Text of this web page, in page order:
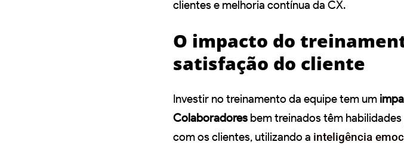
clientes e melhoria contínua da CX.
O impacto do
satisfação do cliente
Investir no treinamento da equipe tem um
Colaboradores bem treinados têm
com os clientes, utilizando a inteligência